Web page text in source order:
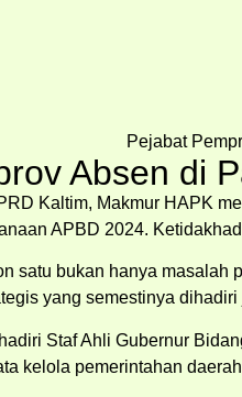
Absen di
Kaltim, Makmur HAPK
APBD 2024.
satu bukan hanya
yang semestinya
Staf Ahli Gubernur
kelola pemerintahan